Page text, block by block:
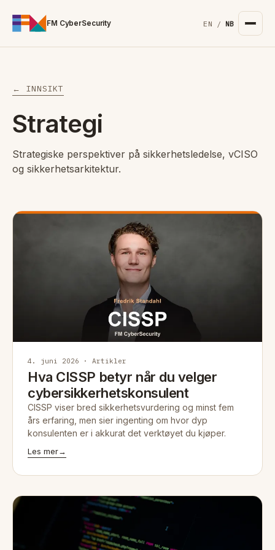
FM CyberSecurity EN / NB
← INNSIKT
Strategi
Strategiske perspektiver på sikkerhetsledelse, vCISO
og sikkerhetsarkitektur.
4. juni 2026 · Artikler
Hva CISSP betyr når du velger
cybersikkerhetskonsulent
CISSP viser bred sikkerhetsvurdering og minst fem
års erfaring, men sier ingenting om hvor dyp
konsulenten er i akkurat det verktøyet du kjøper.
Les mer→